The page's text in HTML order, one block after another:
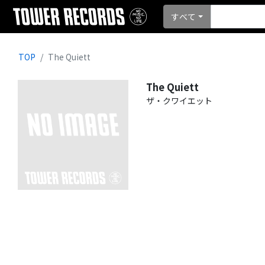
すべて
TOP The Quiett
The Quiett
ザ・クワイエット